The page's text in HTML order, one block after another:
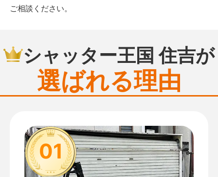
ご相談ください。
シャッター王国 住吉が
選ばれる理由
01